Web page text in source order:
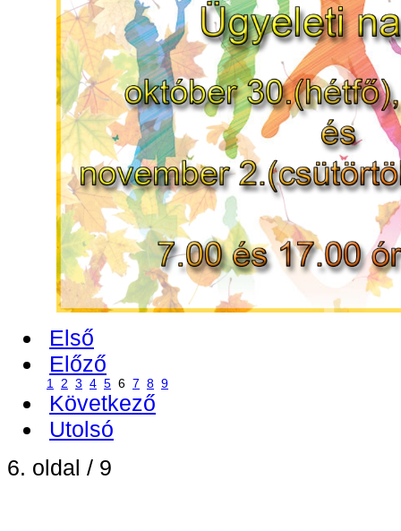
Első
Előző
1 2 3 4 5 6 7 8 9
Következő
Utolsó
6. oldal / 9